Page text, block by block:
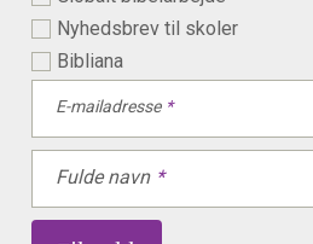
Nyhedsbrev til skoler
Bibliana
E-mailadresse
Fulde navn